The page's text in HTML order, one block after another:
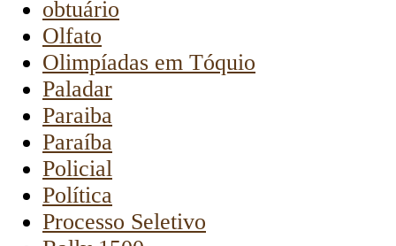
obtuário
Olfato
Olimpíadas em Tóquio
Paladar
Paraiba
Paraíba
Policial
Política
Processo Seletivo